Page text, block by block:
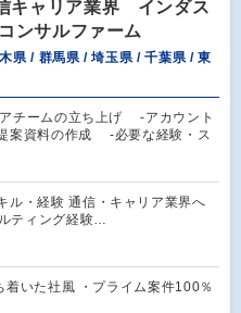
キャリア業界 インダス
ンサルファーム
県 / 群馬県 / 埼玉県 / 千葉県 / 東
チームの立ち上げ -アカウント
案資料の作成 -必要な経験・ス
ル・経験 通信・キャリア業界へ
ティング経験…
着いた社風 ・プライム案件100％